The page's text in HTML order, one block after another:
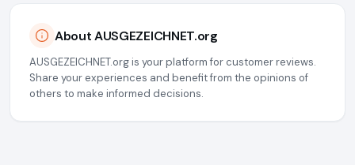
About AUSGEZEICHNET.org
AUSGEZEICHNET.org is your platform for customer reviews.
Share your experiences and benefit from the opinions of
others to make informed decisions.